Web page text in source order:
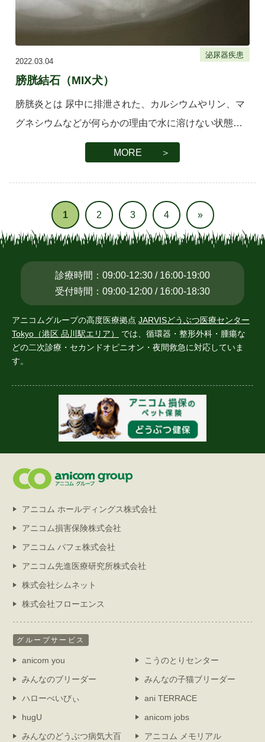
泌尿器疾患
2022.03.04
膀胱結石（MIX犬）
膀胱炎とは 尿中に排泄された、カルシウムやリン、マ
グネシウムなどが何らかの理由で水に溶けない状態と
なり、石のように固まってしまいます。これを結石と
呼び、放置しておくと、尿道に詰まり尿が出なくな
MORE ＞
1 2 3 4 »
診療時間：09:00-12:30 / 16:00-19:00
受付時間：09:00-12:00 / 16:00-18:30
アニコムグループの高度医療拠点 JARVISどうぶつ医療センター
Tokyo（港区 品川駅エリア）
では、循環器・整形外科・腫瘍な
どの二次診療・ セカンドオピニオン・夜間救急に対応していま
す。
アニコム ホールディングス株式会社
アニコム損害保険株式会社
アニコム パフェ株式会社
アニコム先進医療研究所株式会社
株式会社シムネット
株式会社フローエンス
グループサービス
anicom you
こうのとりセンター
みんなのブリーダー
みんなの子猫ブリーダー
ハローべいびぃ
ani TERRACE
hugU
anicom jobs
みんなのどうぶつ病気大百
アニコム メモリアル